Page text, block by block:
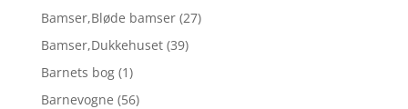
Bamser,Bløde bamser (27)
Bamser,Dukkehuset (39)
Barnets bog (1)
Barnevogne (56)